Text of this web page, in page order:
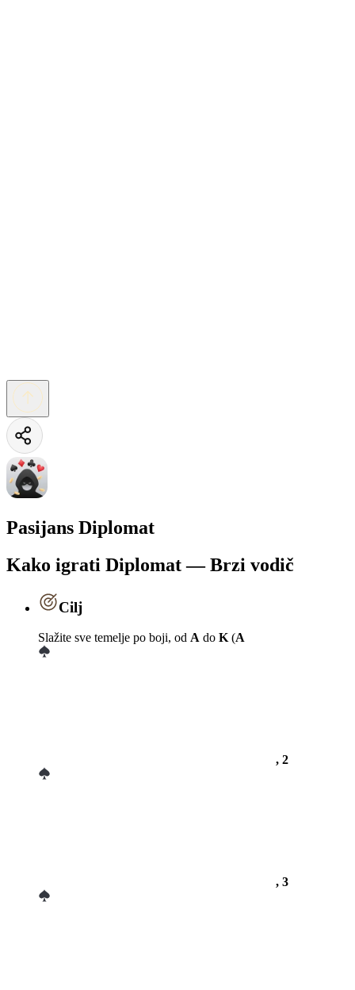
Pasijans Diplomat
Kako igrati Diplomat — Brzi vodič
Cilj
Slažite sve temelje po boji, od A do K(A
, 2
, 3